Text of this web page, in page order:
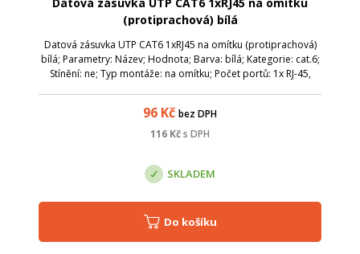
(protiprachová) bílá
Datová zásuvka UTP CAT6 1xRJ45 na omítku (protiprachová)
bílá; Parametry: Název; Hodnota; Barva: bílá; Kategorie: cat.6;
Stínění: ne; Typ montáže: na omítku; Počet portů: 1x RJ-45,
96 Kč bez DPH
116 Kčs DPH
SKLADEM
Do košíku